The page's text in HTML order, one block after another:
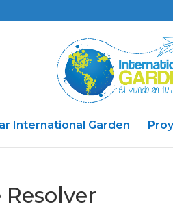
International Garden